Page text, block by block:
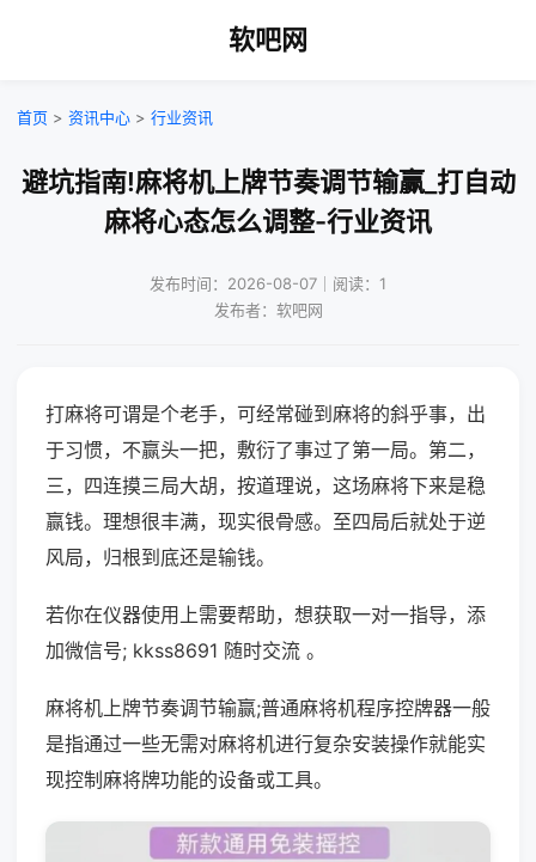
软吧网
首页 > 资讯中心 > 行业资讯
避坑指南!麻将机上牌节奏调节输赢_打自动
麻将心态怎么调整-行业资讯
发布时间：2026-08-07｜阅读：1
发布者：软吧网
打麻将可谓是个老手，可经常碰到麻将的斜乎事，出
于习惯，不赢头一把，敷衍了事过了第一局。第二，
三，四连摸三局大胡，按道理说，这场麻将下来是稳
赢钱。理想很丰满，现实很骨感。至四局后就处于逆
风局，归根到底还是输钱。
若你在仪器使用上需要帮助，想获取一对一指导，添
加微信号; kkss8691 随时交流 。
麻将机上牌节奏调节输赢;普通麻将机程序控牌器一般
是指通过一些无需对麻将机进行复杂安装操作就能实
现控制麻将牌功能的设备或工具。